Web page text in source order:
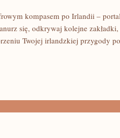
kompasem po Irlandii –
się, odkrywaj kolejne
Twojej irlandzkiej przygody